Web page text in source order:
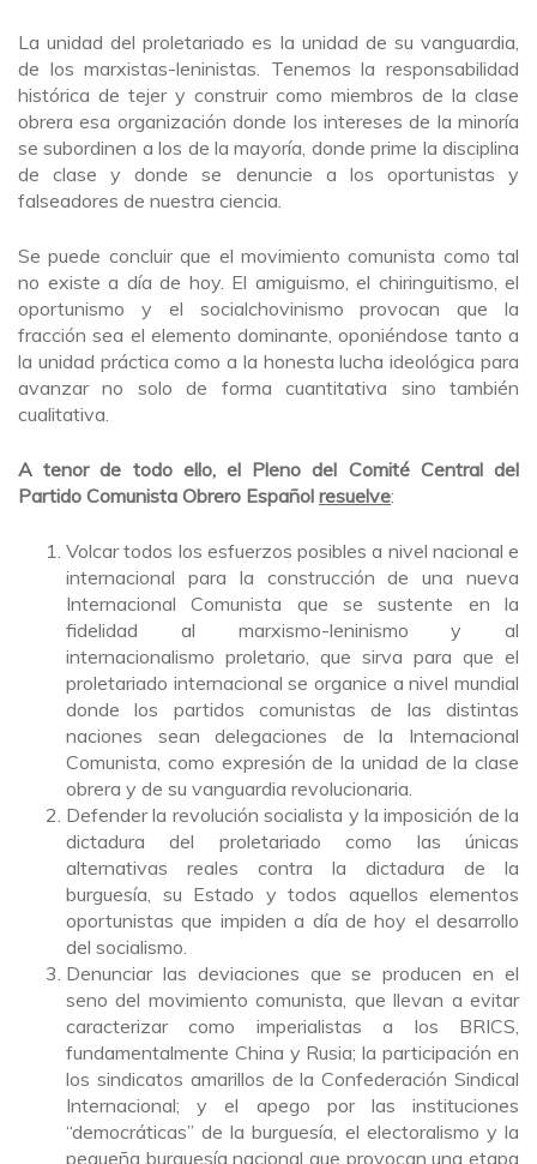
La unidad del proletariado es la unidad de su vanguardia,
de los marxistas-leninistas. Tenemos la responsabilidad
histórica de tejer y construir como miembros de la clase
obrera esa organización donde los intereses de la minoría
se subordinen a los de la mayoría, donde prime la disciplina
de clase y donde se denuncie a los oportunistas y
falseadores de nuestra ciencia.
Se puede concluir que el movimiento comunista como tal
no existe a día de hoy. El amiguismo, el chiringuitismo, el
oportunismo y el socialchovinismo provocan que la
fracción sea el elemento dominante, oponiéndose tanto a
la unidad práctica como a la honesta lucha ideológica para
avanzar no solo de forma cuantitativa sino también
cualitativa.
A tenor de todo ello, el Pleno del Comité Central del
Partido Comunista Obrero Español resuelve:
Volcar todos los esfuerzos posibles a nivel nacional e
internacional para la construcción de una nueva
Internacional Comunista que se sustente en la
fidelidad al marxismo-leninismo y al
internacionalismo proletario, que sirva para que el
proletariado internacional se organice a nivel mundial
donde los partidos comunistas de las distintas
naciones sean delegaciones de la Internacional
Comunista, como expresión de la unidad de la clase
obrera y de su vanguardia revolucionaria.
Defender la revolución socialista y la imposición de la
dictadura del proletariado como las únicas
alternativas reales contra la dictadura de la
burguesía, su Estado y todos aquellos elementos
oportunistas que impiden a día de hoy el desarrollo
del socialismo.
Denunciar las deviaciones que se producen en el
seno del movimiento comunista, que llevan a evitar
caracterizar como imperialistas a los BRICS,
fundamentalmente China y Rusia; la participación en
los sindicatos amarillos de la Confederación Sindical
Internacional; y el apego por las instituciones
“democráticas” de la burguesía, el electoralismo y la
pequeña burguesía nacional que provocan una etapa